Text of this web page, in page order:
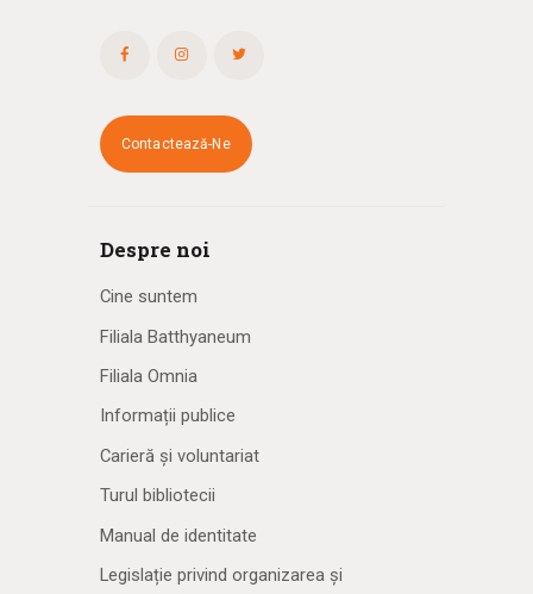
Contactează-Ne
Despre noi
Cine suntem
Filiala Batthyaneum
Filiala Omnia
Informații publice
Carieră și voluntariat
Turul bibliotecii
Manual de identitate
Legislație privind organizarea și